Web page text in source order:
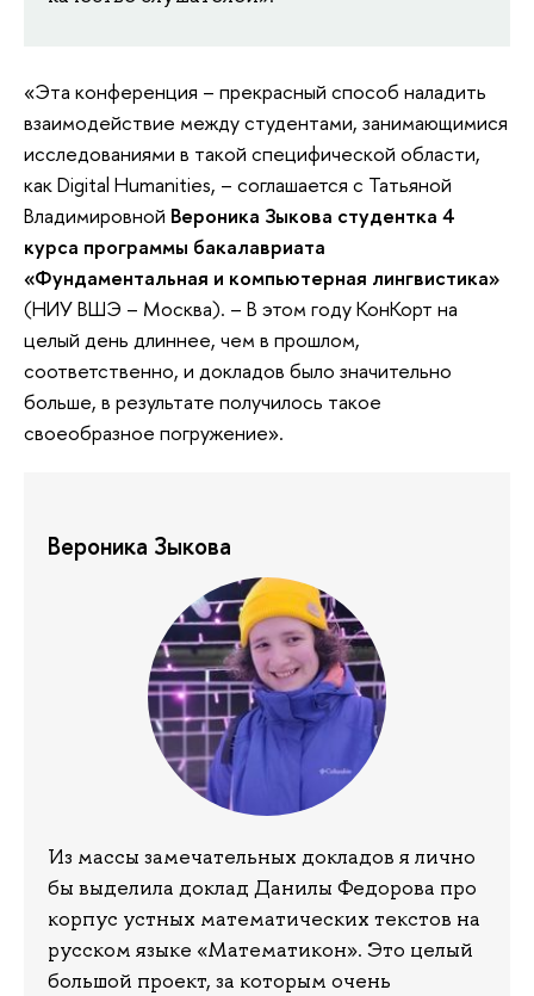
«Эта конференция – прекрасный способ наладить
взаимодействие между студентами, занимающимися
исследованиями в такой специфической области,
как Digital Humanities, – соглашается с Татьяной
Владимировной Вероника Зыкова студентка 4
курса программы бакалавриата
«Фундаментальная и компьютерная лингвистика»
(НИУ ВШЭ – Москва). – В этом году КонКорт на
целый день длиннее, чем в прошлом,
соответственно, и докладов было значительно
больше, в результате получилось такое
своеобразное погружение».
Вероника Зыкова
Из массы замечательных докладов я лично
бы выделила доклад Данилы Федорова про
корпус устных математических текстов на
русском языке «Математикон». Это целый
большой проект, за которым очень